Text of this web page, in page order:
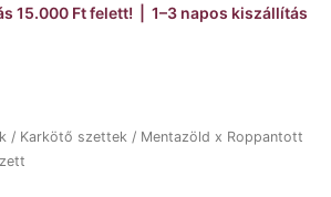
15.000 Ft felett! | 1–3 napos kiszállítás
/ Karkötő szettek / Mentazöld x Roppantott